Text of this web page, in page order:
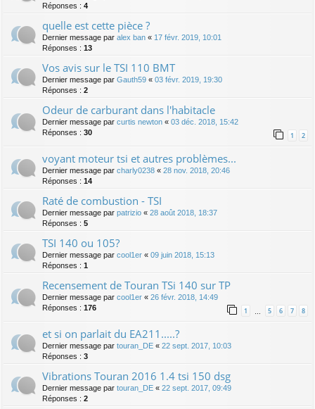
Réponses : 4
quelle est cette pièce ?
Dernier message par alex ban « 17 févr. 2019, 10:01
Réponses : 13
Vos avis sur le TSI 110 BMT
Dernier message par Gauth59 « 03 févr. 2019, 19:30
Réponses : 2
Odeur de carburant dans l'habitacle
Dernier message par curtis newton « 03 déc. 2018, 15:42
Réponses : 30 1 2
voyant moteur tsi et autres problèmes...
Dernier message par charly0238 « 28 nov. 2018, 20:46
Réponses : 14
Raté de combustion - TSI
Dernier message par patrizio « 28 août 2018, 18:37
Réponses : 5
TSI 140 ou 105?
Dernier message par cool1er « 09 juin 2018, 15:13
Réponses : 1
Recensement de Touran TSi 140 sur TP
Dernier message par cool1er « 26 févr. 2018, 14:49
Réponses : 176 1 5 6 7 8
et si on parlait du EA211.....?
Dernier message par touran_DE « 22 sept. 2017, 10:03
Réponses : 3
Vibrations Touran 2016 1.4 tsi 150 dsg
Dernier message par touran_DE « 22 sept. 2017, 09:49
Réponses : 2